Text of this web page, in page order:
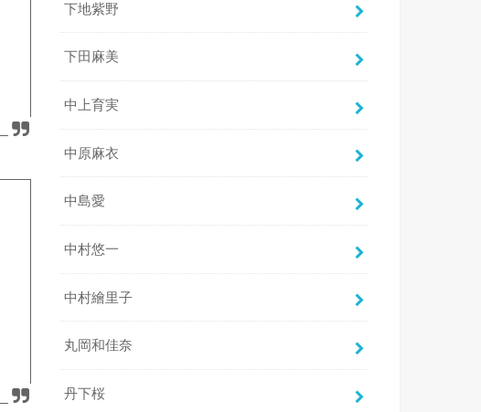
下地紫野
下田麻美
中上育実
中原麻衣
中島愛
中村悠一
中村繪里子
丸岡和佳奈
丹下桜